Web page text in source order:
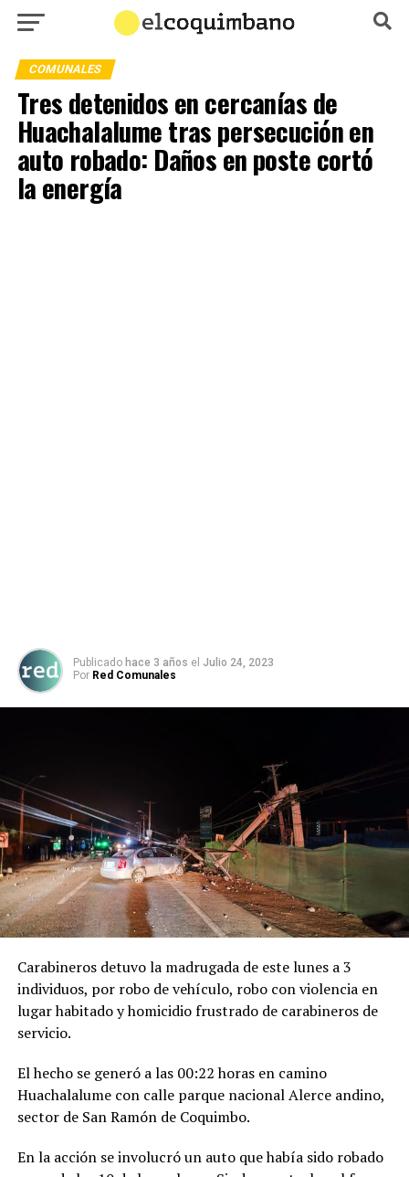
COMUNALES
Tres detenidos en cercanías de
Huachalalume tras persecución en
auto robado: Daños en poste cortó
la energía
Publicado hace 3 años el Julio 24, 2023
Por Red Comunales
Carabineros detuvo la madrugada de este lunes a 3
individuos, por robo de vehículo, robo con violencia en
lugar habitado y homicidio frustrado de carabineros de
servicio.
El hecho se generó a las 00:22 horas en camino
Huachalalume con calle parque nacional Alerce andino,
sector de San Ramón de Coquimbo.
En la acción se involucró un auto que había sido robado